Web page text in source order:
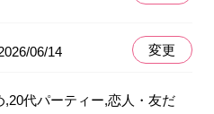
06/14 変更
,20代パーティー,恋人・友だ